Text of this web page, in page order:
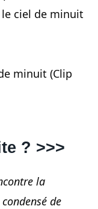
le ciel de minuit
minuit (Clip
? >>>
la
de